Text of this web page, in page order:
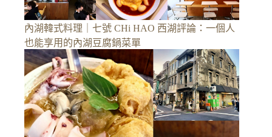
內湖韓式料理｜七號 CHi HAO 西湖評論：一個人
也能享用的內湖豆腐鍋菜單